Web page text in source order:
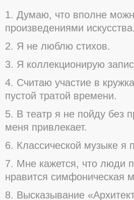
1. Думаю, что вполне
произведениями искусства.
2. Я не люблю стихов.
3. Я коллекционирую
4. Считаю участие в
пустой тратой времени.
5. В театр я не пойду без
меня привлекает.
6. Классической музыке я
7. Мне кажется, что люди
нравится симфоническая
8. Высказывание